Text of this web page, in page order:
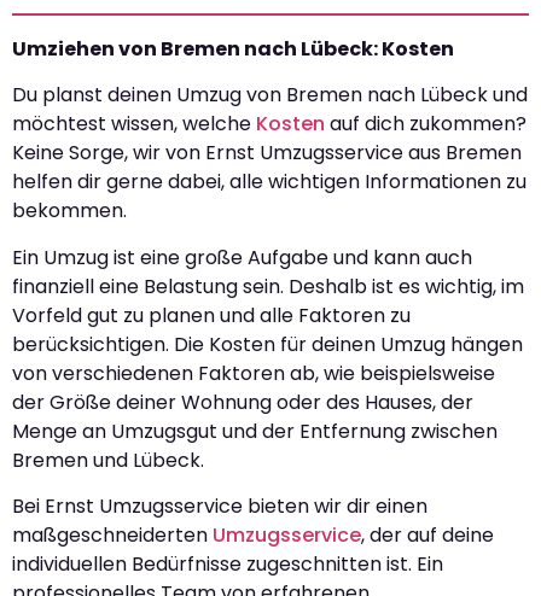
Umziehen von Bremen nach Lübeck: Kosten
Du planst deinen Umzug von Bremen nach Lübeck und
möchtest wissen, welche Kosten auf dich zukommen?
Keine Sorge, wir von Ernst Umzugsservice aus Bremen
helfen dir gerne dabei, alle wichtigen Informationen zu
bekommen.
Ein Umzug ist eine große Aufgabe und kann auch
finanziell eine Belastung sein. Deshalb ist es wichtig, im
Vorfeld gut zu planen und alle Faktoren zu
berücksichtigen. Die Kosten für deinen Umzug hängen
von verschiedenen Faktoren ab, wie beispielsweise
der Größe deiner Wohnung oder des Hauses, der
Menge an Umzugsgut und der Entfernung zwischen
Bremen und Lübeck.
Bei Ernst Umzugsservice bieten wir dir einen
maßgeschneiderten Umzugsservice, der auf deine
individuellen Bedürfnisse zugeschnitten ist. Ein